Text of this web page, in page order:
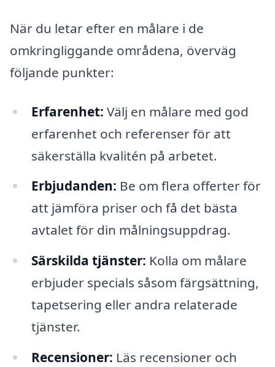
När du letar efter en målare i de
omkringliggande områdena, överväg
följande punkter:
Erfarenhet: Välj en målare med god
erfarenhet och referenser för att
säkerställa kvalitén på arbetet.
Erbjudanden: Be om flera offerter för
att jämföra priser och få det bästa
avtalet för din målningsuppdrag.
Särskilda tjänster: Kolla om målare
erbjuder specials såsom färgsättning,
tapetsering eller andra relaterade
tjänster.
Recensioner: Läs recensioner och